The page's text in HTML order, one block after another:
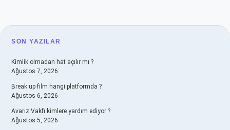
SIDEBAR
SON YAZILAR
Kimlik olmadan hat açılır mı ?
Ağustos 7, 2026
Break up film hangi platformda ?
Ağustos 6, 2026
Avarız Vakfı kimlere yardım ediyor ?
Ağustos 5, 2026